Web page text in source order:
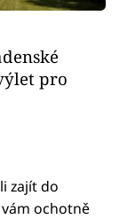
pro
zajít do
ochotně